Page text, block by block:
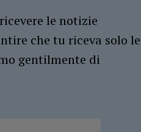
le notizie
che tu riceva solo le
gentilmente di